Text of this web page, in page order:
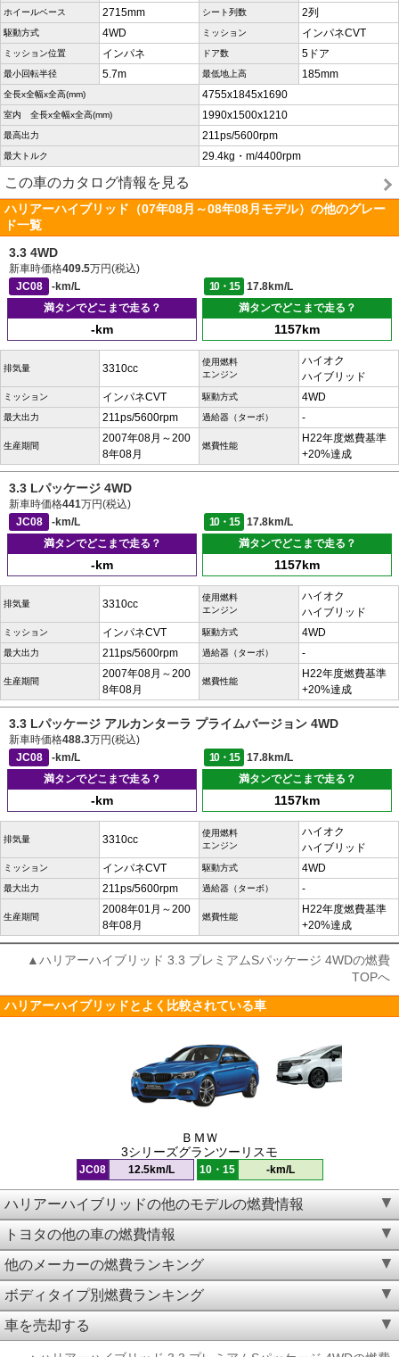
ホイールベース 2715mm シート列数 2列
駆動方式 4WD ミッション インパネCVT
ミッション位置 インパネ ドア数 5ドア
最小回転半径 5.7m 最低地上高 185mm
全長x全幅x全高(mm) 4755x1845x1690
室内 全長x全幅x全高(mm) 1990x1500x1210
最高出力 211ps/5600rpm
最大トルク 29.4kg・m/4400rpm
この車のカタログ情報を見る
ハリアーハイブリッド（07年08月～08年08月モデル）の他のグレー
ド一覧
3.3 4WD
新車時価格409.5万円(税込)
JC08
-km/L 10・15
17.8km/L
満タンでどこまで走る？
-km
満タンでどこまで走る？
1157km
排気量 3310cc
使用燃料
エンジン
ハイオク
ハイブリッド
ミッション インパネCVT 駆動方式 4WD
最大出力 211ps/5600rpm 過給器（ターボ） -
生産期間
2007年08月～200
8年08月
燃費性能
H22年度燃費基準
+20%達成
3.3 Lパッケージ 4WD
新車時価格441万円(税込)
JC08
-km/L 10・15
17.8km/L
満タンでどこまで走る？
-km
満タンでどこまで走る？
1157km
排気量 3310cc
使用燃料
エンジン
ハイオク
ハイブリッド
ミッション インパネCVT 駆動方式 4WD
最大出力 211ps/5600rpm 過給器（ターボ） -
生産期間
2007年08月～200
8年08月
燃費性能
H22年度燃費基準
+20%達成
3.3 Lパッケージ アルカンターラ プライムバージョン 4WD
新車時価格488.3万円(税込)
JC08
-km/L 10・15
17.8km/L
満タンでどこまで走る？
-km
満タンでどこまで走る？
1157km
排気量 3310cc
使用燃料
エンジン
ハイオク
ハイブリッド
ミッション インパネCVT 駆動方式 4WD
最大出力 211ps/5600rpm 過給器（ターボ） -
生産期間
2008年01月～200
8年08月
燃費性能
H22年度燃費基準
+20%達成
▲ハリアーハイブリッド 3.3 プレミアムSパッケージ 4WDの燃費
TOPへ
ハリアーハイブリッドとよく比較されている車
ＢＭＷ
3シリーズグランツーリスモ
JC08 12.5km/L 10・15 -km/L
ハリアーハイブリッドの他のモデルの燃費情報
トヨタの他の車の燃費情報
他のメーカーの燃費ランキング
ボディタイプ別燃費ランキング
車を売却する